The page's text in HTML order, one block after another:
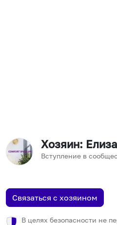
Хозяин:
Вступление в
Связаться с хозяином
В целях безопасности не